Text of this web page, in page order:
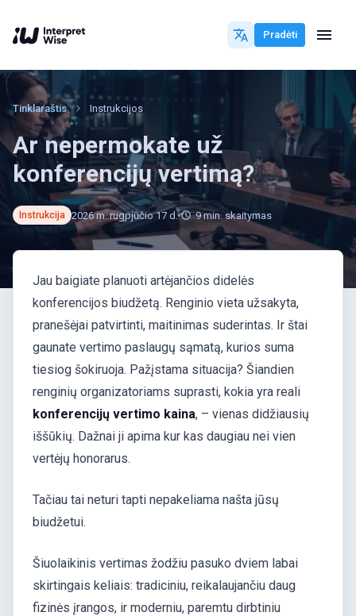
Pradėti
Tinklaraštis Instrukcijos
Ar nepermokate už
konferencijų vertimą?
Instrukcija 2026 m. rugpjūčio 17 d. 9 min. skaitymas
Jau baigiate planuoti artėjančios didelės
konferencijos biudžetą. Renginio vieta užsakyta,
pranešėjai patvirtinti, maitinimas suderintas. Ir štai
gaunate vertimo paslaugų sąmatą, kurios suma
tiesiog šokiruoja. Pažįstama situacija? Šiandien
renginių organizatoriams suprasti, kokia yra reali
konferencijų vertimo kaina, – vienas didžiausių
iššūkių. Dažnai ji apima kur kas daugiau nei vien
vertėjų honorarus.
Tačiau tai neturi tapti nepakeliama našta jūsų
biudžetui.
Šiuolaikinis vertimas žodžiu pasuko dviem labai
skirtingais keliais: tradiciniu, reikalaujančiu daug
fizinės įrangos, ir moderniu, paremtu dirbtiniu